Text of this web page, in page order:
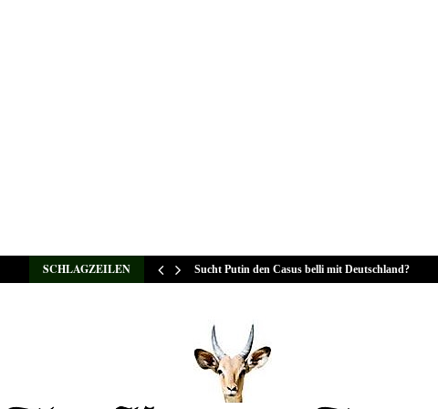
SCHLAGZEILEN Sucht Putin den Casus belli mit Deutschland?